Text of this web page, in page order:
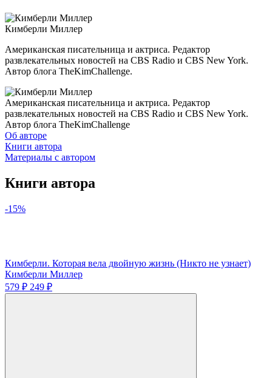
Кимберли Миллер
Американская писательница и актриса. Редактор
развлекательных новостей на CBS Radio и CBS New York.
Автор блога TheKimChallenge.
Американская писательница и актриса. Редактор
развлекательных новостей на CBS Radio и CBS New York.
Автор блога TheKimChallenge
Об авторе
Книги автора
Материалы с автором
Книги автора
-15%
Кимберли. Которая вела двойную жизнь (Никто не узнает)
Кимберли Миллер
579 ₽ 249 ₽